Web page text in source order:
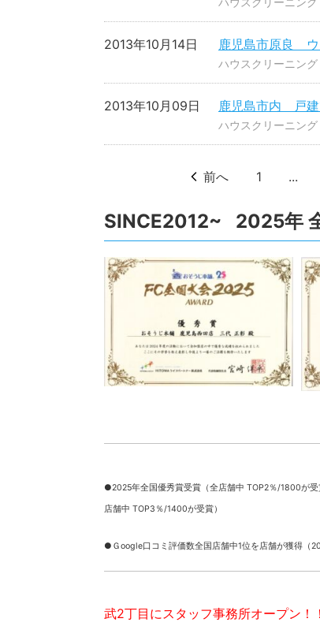
鹿児島市原良 ウ
2013年10月14日
ハウスクリーニング
鹿児島市内 戸建
2013年10月09日
ハウスクリーニング
前へ 1 ...
SINCE2012~ 2025年
●2025年全国優秀賞受賞（全店舗中 TOP2％/1800が受
店舗中 TOP3％/1400が受賞）
●Ｇoogle口コミ評価数全国店舗中1位を店舗が獲得（
武2丁目にスタッフ事務所オープン！！